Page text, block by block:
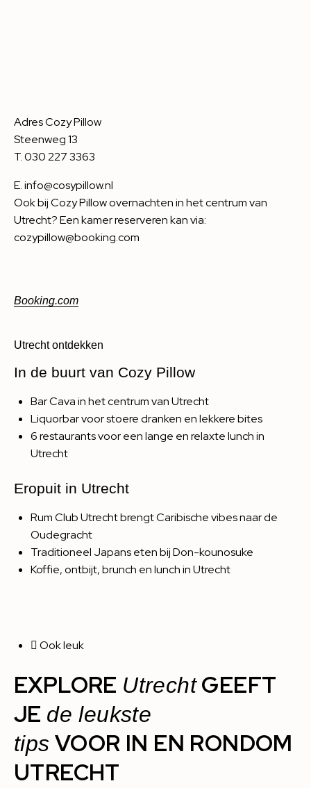
Adres Cozy Pillow
Steenweg 13
T. 030 227 3363
E. info@cosypillow.nl
Ook bij Cozy Pillow overnachten in het centrum van
Utrecht? Een kamer reserveren kan via:
cozypillow@booking.com
Booking.com
Utrecht ontdekken
In de buurt van Cozy Pillow
Bar Cava in het centrum van Utrecht
Liquorbar voor stoere dranken en lekkere bites
6 restaurants voor een lange en relaxte lunch in
Utrecht
Eropuit in Utrecht
Rum Club Utrecht brengt Caribische vibes naar de
Oudegracht
Traditioneel Japans eten bij Don-kounosuke
Koffie, ontbijt, brunch en lunch in Utrecht
Ook leuk
EXPLORE UtrechtGEEFT
JE de leukste
tips VOOR IN EN RONDOM
UTRECHT